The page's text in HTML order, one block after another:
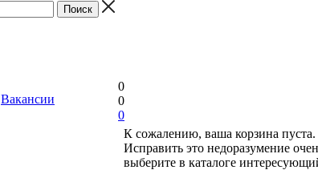
Вакансии
0
0
0
К сожалению, ваша корзина пуста.
Исправить это недоразумение
выберите в каталоге